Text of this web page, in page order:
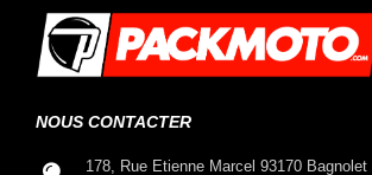
NOUS CONTACTER
178, Rue Etienne Marcel 93170 Bagnolet